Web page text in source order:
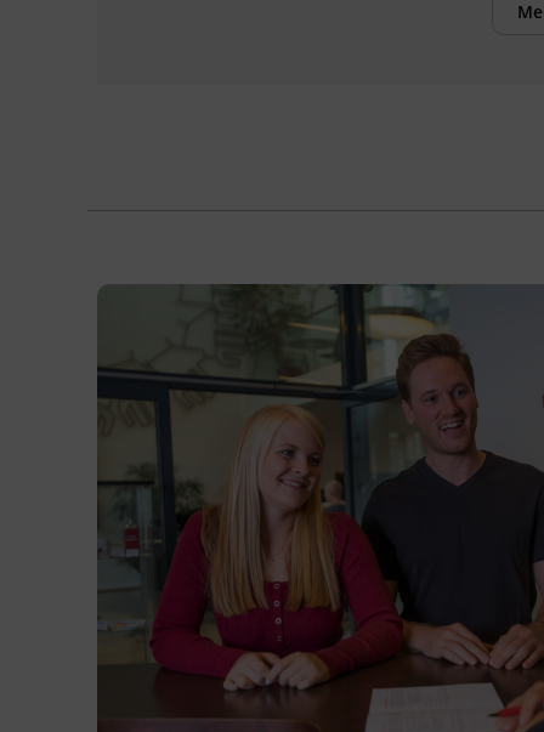
ordnen und verbuchen.
die wichtigsten Bücher im
Unternehmen führen.
die Grundlagen der Umsatzsteuer mit
Vorsteuerabzug,
innergemeinschaftlichem Erwerb und
Reverse Charge erklären.
verwaltungsbezogene Abläufe rund
um die Buchhaltung beschreiben.
Kursformat
Blended Learning